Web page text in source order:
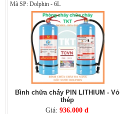
Mã SP: Dolphin - 6L
Bình chữa cháy PIN LITHIUM - Vỏ
thép
Giá: 936.000 đ